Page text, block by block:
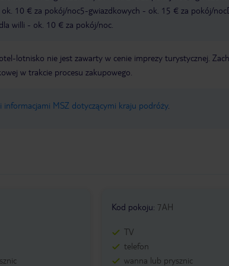
10 € za pokój/noc5-gwiazdkowych - ok. 15 € za pokój/
willi - ok. 10 € za pokój/noc.
lotnisko nie jest zawarty w cenie imprezy turystycznej.
w trakcie procesu zakupowego.
informacjami MSZ dotyczącymi kraju podróży.
Kod pokoju: 7AH
TV
telefon
wanna lub prysznic